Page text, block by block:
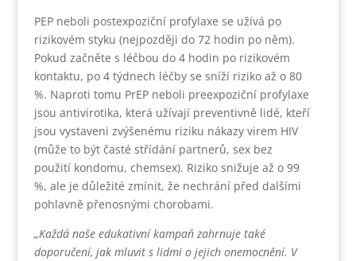
PEP neboli postexpoziční profylaxe se užívá po
rizikovém styku (nejpozději do 72 hodin po něm).
Pokud začněte s léčbou do 4 hodin po rizikovém
kontaktu, po 4 týdnech léčby se sníží riziko až o 80
%. Naproti tomu PrEP neboli preexpoziční profylaxe
jsou antivirotika, která užívají preventivně lidé, kteří
jsou vystaveni zvýšenému riziku nákazy virem HIV
(může to být časté střídání partnerů, sex bez
použití kondomu, chemsex). Riziko snižuje až o 99
%, ale je důležité zmínit, že nechrání před dalšími
pohlavně přenosnými chorobami.
„Každá naše edukativní kampaň zahrnuje také
doporučení, jak mluvit s lidmi o jejich onemocnění. V